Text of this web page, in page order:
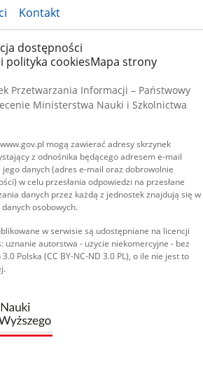
Kontakt
dostępności
polityka cookiesMapa strony
Przetwarzania Informacji – Państwowy
Ministerstwa Nauki i Szkolnictwa
mogą zawierać adresy skrzynek
z odnośnika będącego adresem e-mail
danych (adres e-mail oraz dobrowolnie
w celu przesłania odpowiedzi na przesłane
danych przez każdą z jednostek znajdują się w
osobowych.
w serwisie są udostępniane na licencji
uznanie autorstwa - użycie niekomercyjne - bez
Polska (CC BY-NC-ND 3.0 PL), o ile nie jest to